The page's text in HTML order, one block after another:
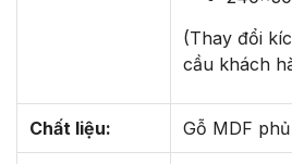
(Thay đổi
cầu khách
Chất liệu: Gỗ MDF